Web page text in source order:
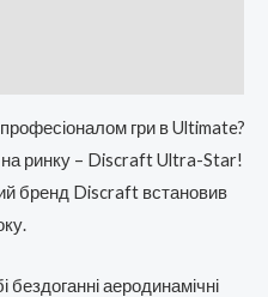
гри в Ultimate?
ринку – Discraft Ultra-Star!
бренд Discraft встановив
аеродинамічні